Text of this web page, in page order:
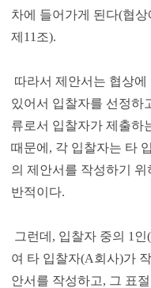
차에 들어가게 된다(협
제11조).
따라서 제안서는 협상에
있어서 입찰자를 선정하
류로서 입찰자가 제출하
때문에, 각 입찰자는 타
의 제안서를 작성하기
반적이다.
그런데, 입찰자 중의 1
여 타 입찰자(A회사)가
안서를 작성하고, 그 표